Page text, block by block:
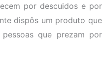
por descuidos e por
dispôs um produto que
que prezam por